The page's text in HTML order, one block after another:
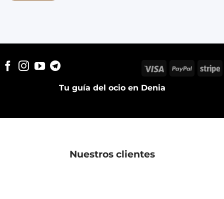
Tu guía del ocio en Denia
Visa PayPal
Nuestros clientes